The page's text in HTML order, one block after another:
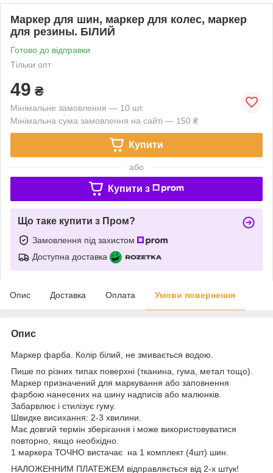
Маркер для шин, маркер для колес, маркер
для резины. БІЛИЙ
Готово до відправки
Тільки опт
49 ₴
Мінімальне замовлення — 10 шт.
Мінімальна сума замовлення на сайті — 150 ₴
Купити
або
Купити з
Що таке купити з Пром?
Замовлення під захистом
Доступна доставка
Опис Доставка Оплата Умови повернення
Опис
Маркер фарба. Колір білий, не змивається водою.
Пише по різних типах поверхні (тканина, гума, метал тощо).
Маркер призначений для маркування або заповнення
фарбою нанесених на шину надписів або малюнків.
Забарвлює і стилізує гуму.
Швидке висихання: 2-3 хвилини.
Має довгий термін зберігання і може використовуватися
повторно, якщо необхідно.
1 маркера ТОЧНО вистачає на 1 комплект (4шт) шин.
НАЛОЖЕННИМ ПЛАТЕЖЕМ відправляється від 2-х штук!